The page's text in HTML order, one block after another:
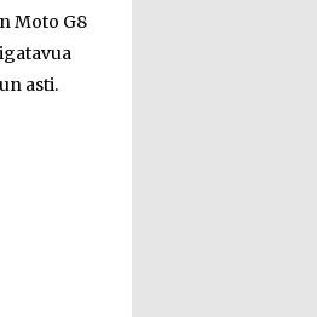
Moto G8
asti.